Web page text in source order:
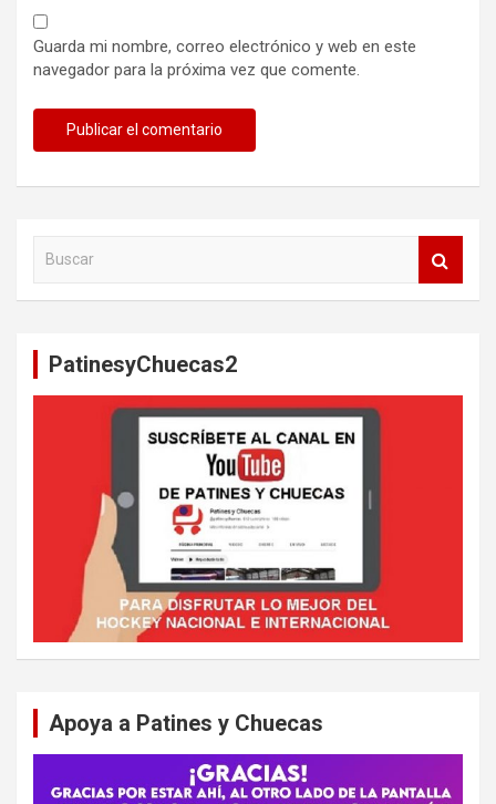
Guarda mi nombre, correo electrónico y web en este
navegador para la próxima vez que comente.
PatinesyChuecas2
Apoya a Patines y Chuecas